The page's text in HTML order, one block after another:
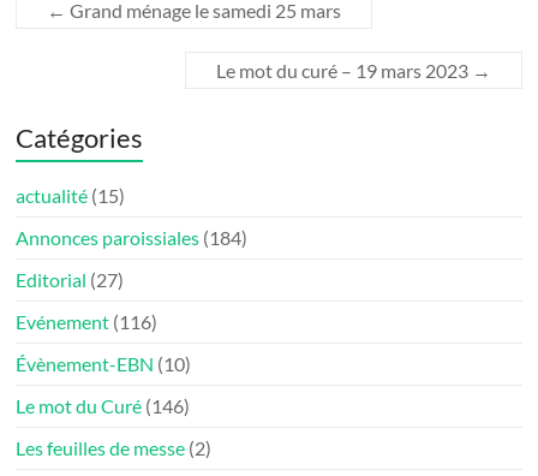
← Grand ménage le samedi 25 mars
Le mot du curé – 19 mars 2023 →
Catégories
actualité (15)
Annonces paroissiales (184)
Editorial (27)
Evénement (116)
Évènement-EBN (10)
Le mot du Curé (146)
Les feuilles de messe (2)